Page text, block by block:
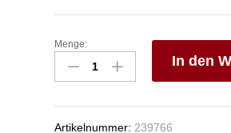
Induktionswok
Modell
3500,
Menge:
In den
Artikelnummer: 239766